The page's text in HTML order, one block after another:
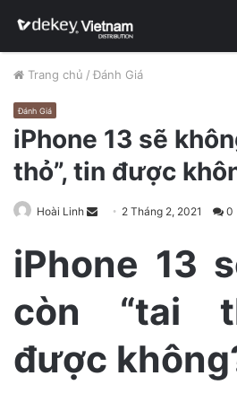
Trang chủ / Đánh Giá
Đánh Giá
iPhone 13 sẽ
thỏ”, tin được
Hoài Linh
n
d
m
2 Tháng 2, 2021 0
iPhone 13
còn “tai
được